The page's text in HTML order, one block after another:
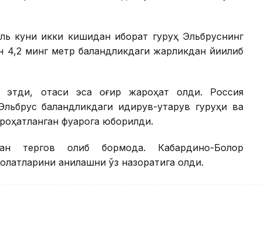
куни икки кишидан иборат гуруҳ Эльбруснинг
4,2 минг метр баландликдаги жарликдан йиқилиб
этди, отаси эса оғир жароҳат олди. Россия
баландликдаги қидирув-қутқарув гуруҳи ва
фуқарога юборилди.
тергов олиб бормоқда. Кабардино-Болқор
аниқлашни ўз назоратига олди.